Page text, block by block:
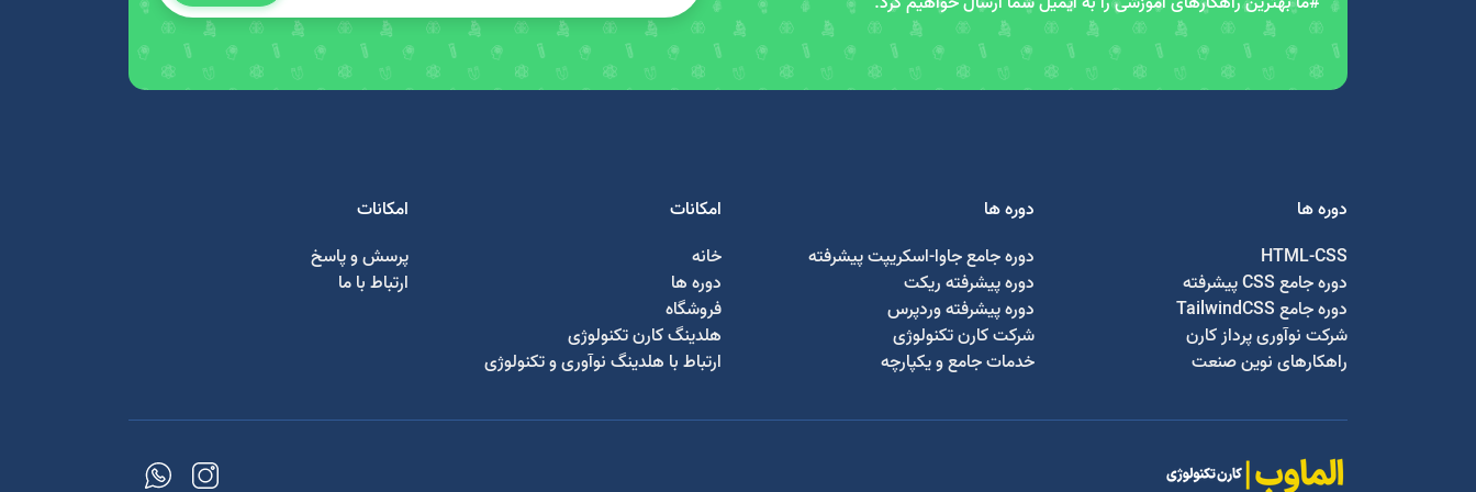
دوره ها
HTML-CSS
دوره جامع CSS پیشرفته
دوره جامع TailwindCSS
شرکت نوآوری پرداز کارن
راهکارهای نوین صنعت
دوره ها
دوره جامع جاوا-اسکریپت پیشرفته
دوره پیشرفته ریکت
دوره پیشرفته وردپرس
شرکت کارن تکنولوژی
خدمات جامع و یکپارچه
امکانات
خانه
دوره ها
فروشگاه
هلدینگ کارن تکنولوژی
ارتباط با هلدینگ نوآوری و تکنولوژی
امکانات
پرسش و پاسخ
ارتباط با ما